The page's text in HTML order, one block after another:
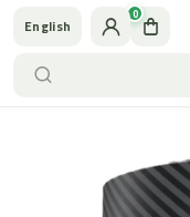
0
English